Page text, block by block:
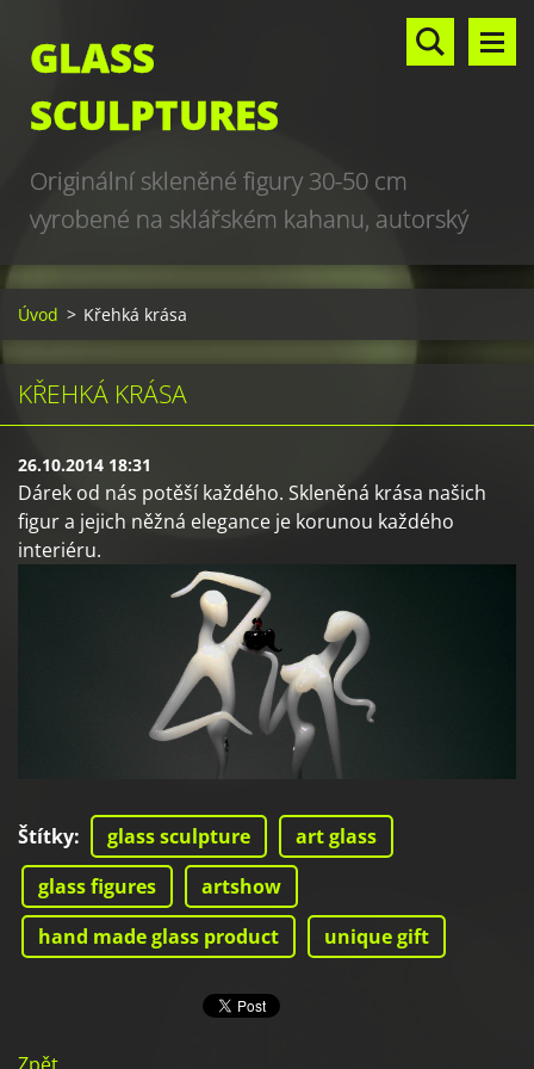
GLASS
SCULPTURES
Originální skleněné figury 30-50 cm
vyrobené na sklářském kahanu, autorský
design, hand made, art glass sculptures,
world unique production
Úvod > Křehká krása
KŘEHKÁ KRÁSA
26.10.2014 18:31
Dárek od nás potěší každého. Skleněná krása našich
figur a jejich něžná elegance je korunou každého
interiéru.
Štítky: glass sculpture
art glass
glass figures
artshow
hand made glass product
unique gift